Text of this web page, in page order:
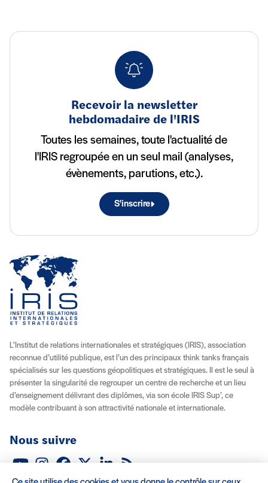
Recevoir la newsletter
hebdomadaire de l'IRIS
Toutes les semaines, toute l'actualité de
l'IRIS regroupée en un seul mail (analyses,
évènements, parutions, etc.).
S'inscrire
L’Institut de relations internationales et stratégiques (IRIS), association
reconnue d’utilité publique, est l’un des principaux think tanks français
spécialisés sur les questions géopolitiques et stratégiques. Il est le seul à
présenter la singularité de regrouper un centre de recherche et un lieu
d’enseignement délivrant des diplômes, via son école IRIS Sup’, ce
modèle contribuant à son attractivité nationale et internationale.
Nous suivre